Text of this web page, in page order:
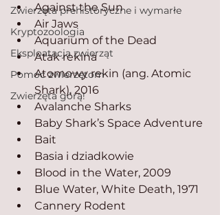
Zwierzęta prehistoryczne i wymarłe
Kryptozoologia
Eksploatacja zwierząt
Pomoc zwierzętom
Zwierzęta górą!
Against the Sun
Air Jaws
Aquarium of the Dead
Atak rekina
Atomowy rekin (ang. Atomic
Shark), 2016
Avalanche Sharks
Baby Shark’s Space Adventure
Bait
Basia i dziadkowie
Blood in the Water, 2009
Blue Water, White Death, 1971
Cannery Rodent